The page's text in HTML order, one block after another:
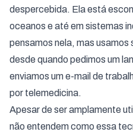
despercebida. Ela está
oceanos e até em sistemas
pensamos nela, mas
desde quando pedimos um
enviamos um e-mail de
por telemedicina.
Apesar de ser amplamente
não entendem como essa